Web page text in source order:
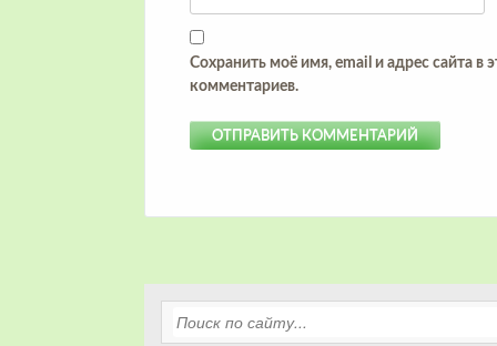
Сохранить моё имя, email и адрес сайта
комментариев.